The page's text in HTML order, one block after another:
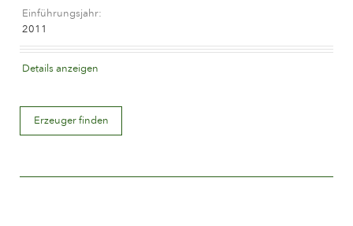
Einführungsjahr
2011
Blütenfarbe
Mauve (lavendel und purpurn)
Details anzeigen
Erzeuger finden